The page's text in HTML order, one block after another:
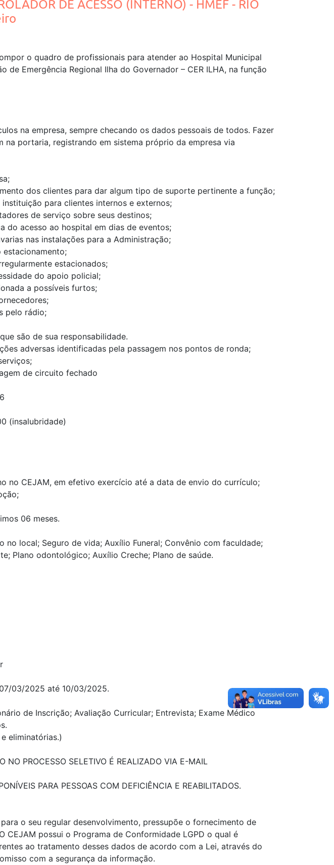
DE ACESSO (INTERNO) - HMEF - RIO
o quadro de profissionais para atender ao Hospital Municipal
de Emergência Regional Ilha do Governador – CER ILHA, na função
na empresa, sempre checando os dados pessoais de todos. Fazer
na portaria, registrando em sistema próprio da empresa via
dos clientes para dar algum tipo de suporte pertinente a função;
para clientes internos e externos;
de serviço sobre seus destinos;
do acesso ao hospital em dias de eventos;
nas instalações para a Administração;
estacionamento;
estacionados;
do apoio policial;
a possíveis furtos;
pelo rádio;
são de sua responsabilidade.
adversas identificadas pela passagem nos pontos de ronda;
de circuito fechado
(insalubridade)
no CEJAM, em efetivo exercício até a data de envio do currículo;
06 meses.
no local; Seguro de vida; Auxílio Funeral; Convênio com faculdade;
Plano odontológico; Auxílio Creche; Plano de saúde.
03/2025 até 10/03/2025.
de Inscrição; Avaliação Curricular; Entrevista; Exame Médico
eliminatórias.)
NO PROCESSO SELETIVO É REALIZADO VIA E-MAIL
PARA PESSOAS COM DEFICIÊNCIA E REABILITADOS.
o seu regular desenvolvimento, pressupõe o fornecimento de
CEJAM possui o Programa de Conformidade LGPD o qual é
ao tratamento desses dados de acordo com a Lei, através do
com a segurança da informação.